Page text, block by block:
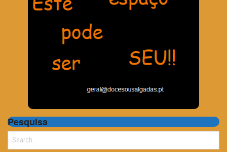
Pesquisa
Search